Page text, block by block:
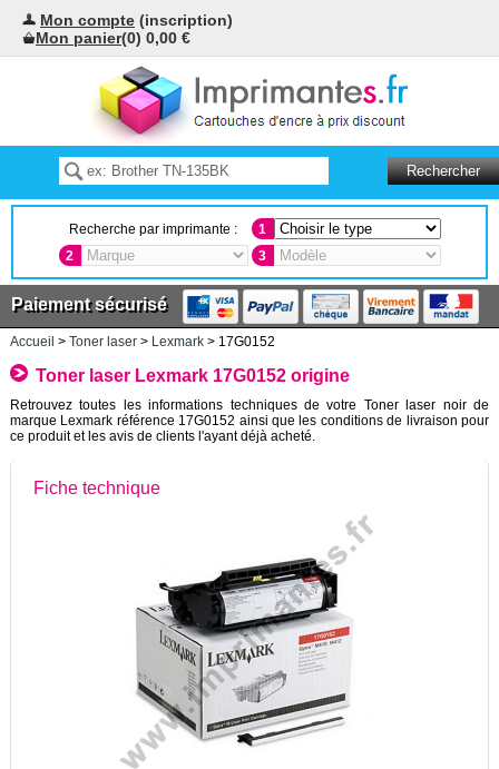
Mon compte (inscription)
Mon panier(0) 0,00 €
Recherche par imprimante :
1
2
3
Paiement sécurisé
Accueil > Toner laser> Lexmark> 17G0152
Toner laser Lexmark 17G0152 origine
Retrouvez toutes les informations techniques de votre Toner laser noir de
marque Lexmark référence 17G0152 ainsi que les conditions de livraison pour
ce produit et les avis de clients l'ayant déjà acheté.
Fiche technique